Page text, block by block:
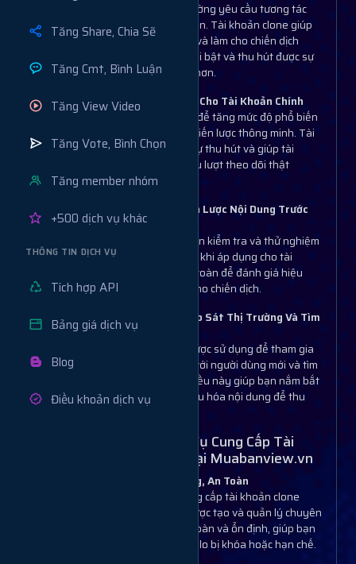
Tăng Share, Chia Sẽ
Tăng Cmt, Bình Luận
Tăng View Video
Tăng Vote, Bình Chọn
Tăng member nhóm
+500 dịch vụ khác
THÔNG TIN DỊCH VỤ
Tích hợp API
Bảng giá dịch vụ
Blog
Điều khoản dịch vụ
Các chiến dịch marketing thường yêu cầu tương tác
lớn để tạo hiệu ứng lan truyền. Tài khoản clone giúp
đẩy mạnh mức độ tương tác và làm cho chiến dịch
quảng bá của bạn trở nên nổi bật và thu hút được sự
chú ý của nhiều người dùng hơn.
Hỗ Trợ Tăng Follower Thật Cho Tài Khoản Chính
Sử dụng các tài khoản clone để tăng mức độ phổ biến
cho tài khoản chính là một chiến lược thông minh. Tài
khoản clone giúp tạo dựng sự thu hút và giúp tài
khoản chính nhận được nhiều lượt theo dõi thật
(follower) từ người dùng mới.
Kiểm Tra Thử Nghiệm Chiến Lược Nội Dung Trước
Khi Chính Thức Phát Hành
Tài khoản clone cho phép bạn kiểm tra và thử nghiệm
các chiến lược nội dung trước khi áp dụng cho tài
khoản chính. Đây là cách an toàn để đánh giá hiệu
quả nội dung và tối ưu hóa cho chiến dịch.
Hỗ Trợ Tối Đa Cho Việc Khảo Sát Thị Trường Và Tìm
Hiểu Khán Giả Mục Tiêu
Các tài khoản clone có thể được sử dụng để tham gia
vào các khảo sát, tương tác với người dùng mới và tìm
hiểu thị hiếu của khán giả. Điều này giúp bạn nắm bắt
thông tin quan trọng và tối ưu hóa nội dung để thu
Lợi Ích Khi Sử Dụng Dịch Vụ Cung Cấp Tài
Khoản Clone Instagram Tại Muabanview.vn
Tài Khoản Clone Chất Lượng, An Toàn
Muabanview.vn cam kết cung cấp tài khoản clone
Instagram chất lượng cao, được tạo và quản lý chuyên
nghiệp để đảm bảo tính an toàn và ổn định, giúp bạn
sử dụng tài khoản mà không lo bị khóa hoặc hạn chế.